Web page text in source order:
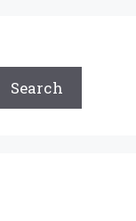
Search